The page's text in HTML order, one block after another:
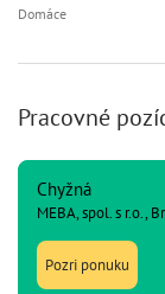
Domáce
Pracovné
Chyžná
MEBA, spol. s r.o.,
Pozri ponuku